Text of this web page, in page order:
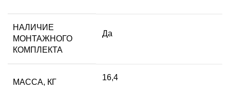
НАЛИЧИЕ
МОНТАЖНОГО
КОМПЛЕКТА
Да
МАССА, КГ
16,4